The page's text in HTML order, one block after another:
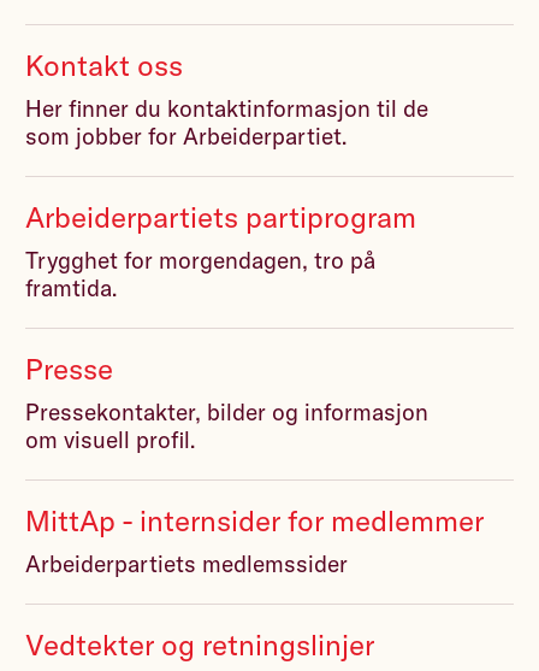
Kontakt oss
Her finner du kontaktinformasjon til de
som jobber for Arbeiderpartiet.
Arbeiderpartiets partiprogram
Trygghet for morgendagen, tro på
framtida.
Presse
Pressekontakter, bilder og informasjon
om visuell profil.
MittAp - internsider for medlemmer
Arbeiderpartiets medlemssider
Vedtekter og retningslinjer